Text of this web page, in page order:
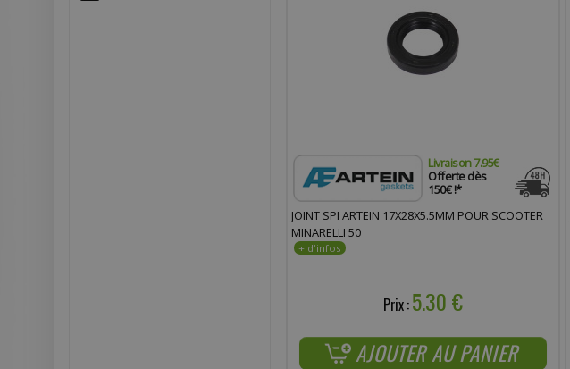
Livraison 7.95€
Offerte dès
150€ !*
JOINT SPI ARTEIN 17X28X5.5MM POUR SCOOTER
MINARELLI 50
Prix :5.30 €
AJOUTER AU PANIER